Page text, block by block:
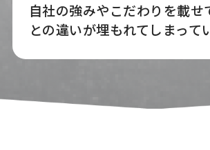
自社の強みやこだわりを載せ
との違いが埋もれてしまって